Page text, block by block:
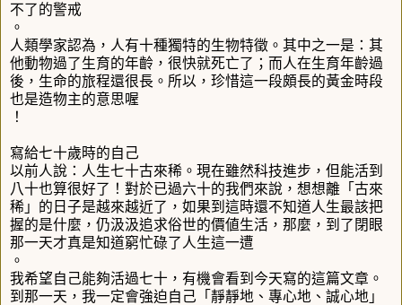
不了的警戒
。
人類學家認為，人有十種獨特的生物特徵。其中之一是：其
他動物過了生育的年齡，很快就死亡了；而人在生育年齡過
後，生命的旅程還很長。所以，珍惜這一段頗長的黃金時段
也是造物主的意思喔
！
寫給七十歲時的自己
以前人說：人生七十古來稀。現在雖然科技進步，但能活到
八十也算很好了！對於已過六十的我們來說，想想離「古來
稀」的日子是越來越近了，如果到這時還不知道人生最該把
握的是什麼，仍汲汲追求俗世的價値生活，那麼，到了閉眼
那一天才真是知道窮忙碌了人生這一遭
。
我希望自己能夠活過七十，有機會看到今天寫的這篇文章。
到那一天，我一定會強迫自己「靜靜地、專心地、誠心地」